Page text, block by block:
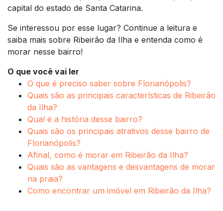
capital do estado de Santa Catarina.
Se interessou por esse lugar? Continue a leitura e
saiba mais sobre Ribeirão da Ilha e entenda como é
morar nesse bairro!
O que você vai ler
O que é preciso saber sobre Florianópolis?
Quais são as principais características de Ribeirão
da Ilha?
Qual é a história desse bairro?
Quais são os principais atrativos desse bairro de
Florianópolis?
Afinal, como é morar em Ribeirão da Ilha?
Quais são as vantagens e desvantagens de morar
na praia?
Como encontrar um imóvel em Ribeirão da Ilha?